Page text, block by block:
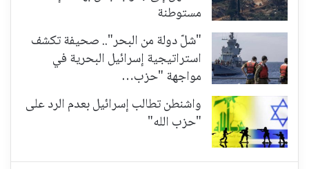
مستوطنة
"شلّ دولة من البحر".. صحيفة تكشف
استراتيجية إسرائيل البحرية في
مواجهة "حزب…
واشنطن تطالب إسرائيل بعدم الرد على
"حزب الله"